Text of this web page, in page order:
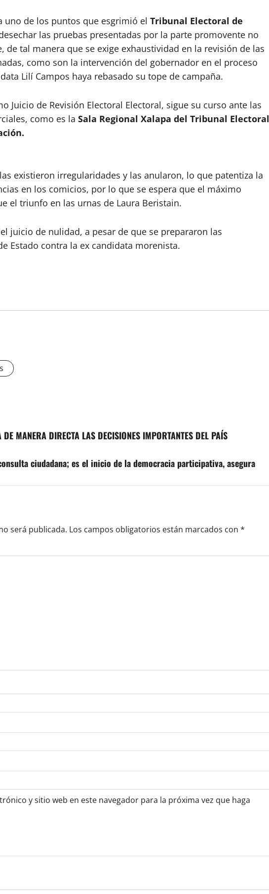
uno de los puntos que esgrimió el Tribunal Electoral de
las pruebas presentadas por la parte promovente no
de tal manera que se exige exhaustividad en la revisión de las
como son la intervención del gobernador en el proceso
Lilí Campos haya rebasado su tope de campaña.
Juicio de Revisión Electoral Electoral, sigue su curso ante las
como es la Sala Regional Xalapa del Tribunal Electoral
existieron irregularidades y las anularon, lo que patentiza la
en los comicios, por lo que se espera que el máximo
el triunfo en las urnas de Laura Beristain.
juicio de nulidad, a pesar de que se prepararon las
Estado contra la ex candidata morenista.
MANERA DIRECTA LAS DECISIONES IMPORTANTES DEL PAÍS
ciudadana; es el inicio de la democracia participativa, asegura
será publicada. Los campos obligatorios están marcados con *
y sitio web en este navegador para la próxima vez que haga